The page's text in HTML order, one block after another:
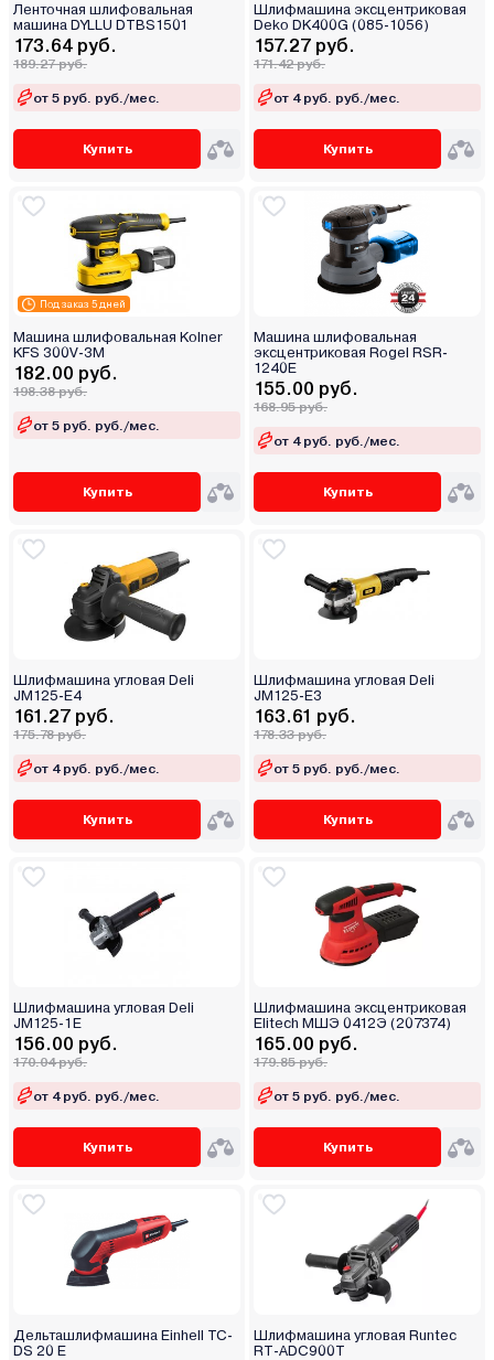
Ленточная шлифовальная
машина DYLLU DTBS1501
173.64 руб.
189.27 руб.
от 5 руб. руб./мес.
Купить
Шлифмашина эксцентриковая
Deko DK400G (085-1056)
157.27 руб.
171.42 руб.
от 4 руб. руб./мес.
Купить
Под заказ 5 дней
Машина шлифовальная Kolner
KFS 300V-3M
182.00 руб.
198.38 руб.
от 5 руб. руб./мес.
Купить
Машина шлифовальная
эксцентриковая Rogel RSR-
1240E
155.00 руб.
168.95 руб.
от 4 руб. руб./мес.
Купить
Шлифмашина угловая Deli
JM125-E4
161.27 руб.
175.78 руб.
от 4 руб. руб./мес.
Купить
Шлифмашина угловая Deli
JM125-E3
163.61 руб.
178.33 руб.
от 5 руб. руб./мес.
Купить
Шлифмашина угловая Deli
JM125-1E
156.00 руб.
170.04 руб.
от 4 руб. руб./мес.
Купить
Шлифмашина эксцентриковая
Elitech МШЭ 0412Э (207374)
165.00 руб.
179.85 руб.
от 5 руб. руб./мес.
Купить
Дельташлифмашина Einhell TC-
DS 20 E
Шлифмашина угловая Runtec
RT-ADC900T